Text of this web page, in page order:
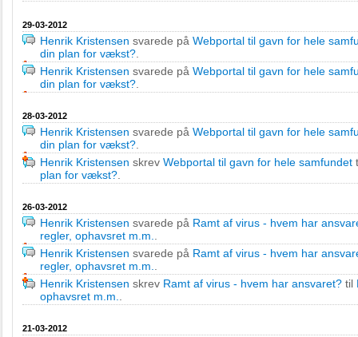
29-03-2012
Henrik Kristensen svarede på Webportal til gavn for hele
din plan for vækst?
Henrik Kristensen svarede på Webportal til gavn for hele
din plan for vækst?
28-03-2012
Henrik Kristensen svarede på Webportal til gavn for hele
din plan for vækst?
Henrik Kristensen skrev Webportal til gavn for hele samfundet
plan for vækst?
26-03-2012
Henrik Kristensen svarede på Ramt af virus - hvem har
regler, ophavsret m.m.
Henrik Kristensen svarede på Ramt af virus - hvem har
regler, ophavsret m.m.
Henrik Kristensen skrev Ramt af virus - hvem har ansvaret? til
ophavsret m.m.
21-03-2012